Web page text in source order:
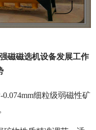
磁磁选机设备发展工作
细粒级弱磁性矿